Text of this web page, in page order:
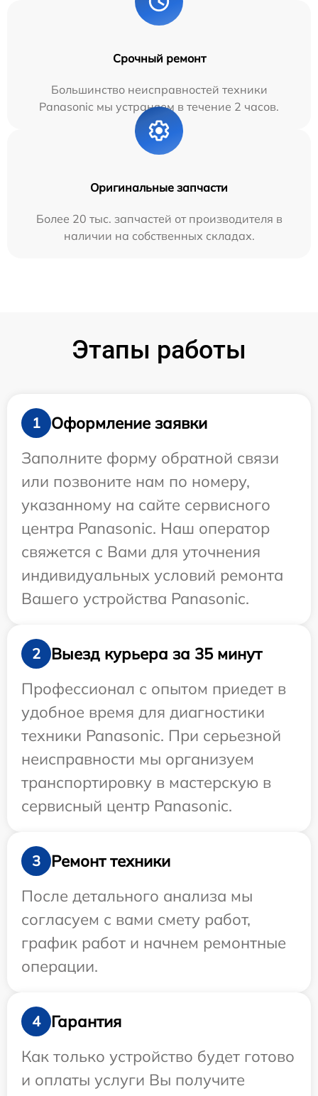
Срочный ремонт
Большинство неисправностей техники
Panasonic мы устраняем в течение 2 часов.
Оригинальные запчасти
Более 20 тыс. запчастей от производителя в
наличии на собственных складах.
Этапы работы
1
Оформление заявки
Заполните форму обратной связи
или позвоните нам по номеру,
указанному на сайте сервисного
центра Panasonic. Наш оператор
свяжется с Вами для уточнения
индивидуальных условий ремонта
Вашего устройства Panasonic.
2
Выезд курьера за 35 минут
Профессионал с опытом приедет в
удобное время для диагностики
техники Panasonic. При серьезной
неисправности мы организуем
транспортировку в мастерскую в
сервисный центр Panasonic.
3
Ремонт техники
После детального анализа мы
согласуем с вами смету работ,
график работ и начнем ремонтные
операции.
4
Гарантия
Как только устройство будет готово
и оплаты услуги Вы получите